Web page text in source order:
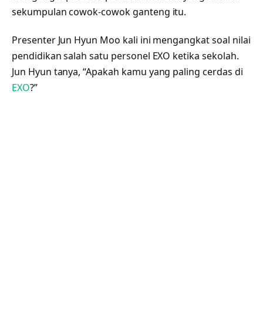
sekumpulan cowok-cowok ganteng itu.
Presenter Jun Hyun Moo kali ini mengangkat soal nilai
pendidikan salah satu personel EXO ketika sekolah.
Jun Hyun tanya, “Apakah kamu yang paling cerdas di
EXO?”